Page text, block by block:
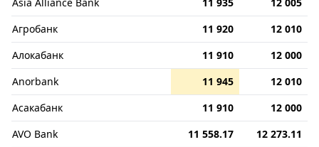
Агробанк
11 920
12 010
Алокабанк
11 910
12 000
Anorbank
11 945
12 010
Асакабанк
11 910
12 000
AVO Bank
11 558.17
12 273.11